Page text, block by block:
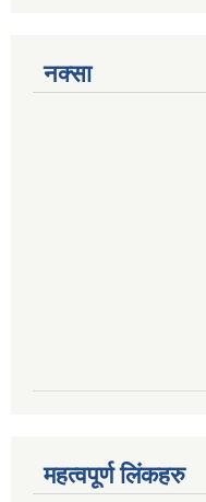
नक्सा
महत्वपूर्ण लिंकहरु